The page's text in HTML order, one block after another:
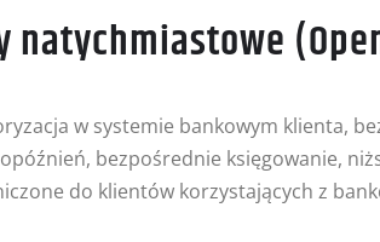
natychmiastowe
w systemie bankowym klienta,
bezpośrednie księgowanie,
do klientów korzystających z